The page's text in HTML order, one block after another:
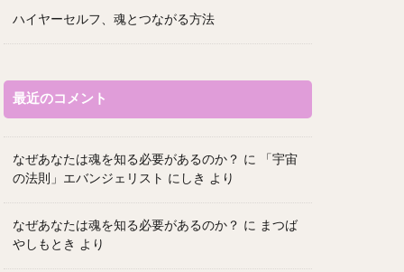
ハイヤーセルフ、魂とつながる方法
最近のコメント
なぜあなたは魂を知る必要があるのか？ に
「宇宙
の法則」エバンジェリスト にしき より
なぜあなたは魂を知る必要があるのか？ に まつば
やしもとき より